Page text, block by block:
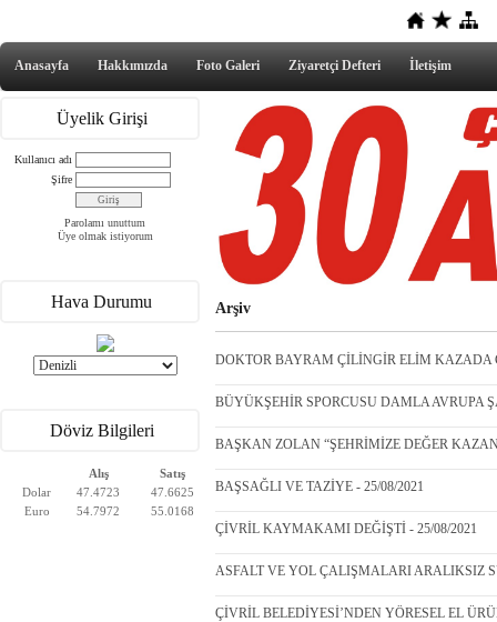
Anasayfa Hakkımızda Foto Galeri Ziyaretçi Defteri İletişim
Üyelik Girişi
Kullanıcı adı
Şifre
Parolamı unuttum
Üye olmak istiyorum
Hava Durumu
Döviz Bilgileri
Alış
Satış
Dolar
47.4723
47.6625
Euro
54.7972 55.0168
Arşiv
DOKTOR BAYRAM ÇİLİNGİR ELİM KAZADA
BÜYÜKŞEHİR SPORCUSU DAMLA AVRUPA
BAŞKAN ZOLAN “ŞEHRİMİZE DEĞER
BAŞSAĞLI VE TAZİYE - 25/08/2021
ÇİVRİL KAYMAKAMI DEĞİŞTİ - 25/08/2021
ASFALT VE YOL ÇALIŞMALARI ARALIKSIZ
ÇİVRİL BELEDİYESİ’NDEN YÖRESEL EL